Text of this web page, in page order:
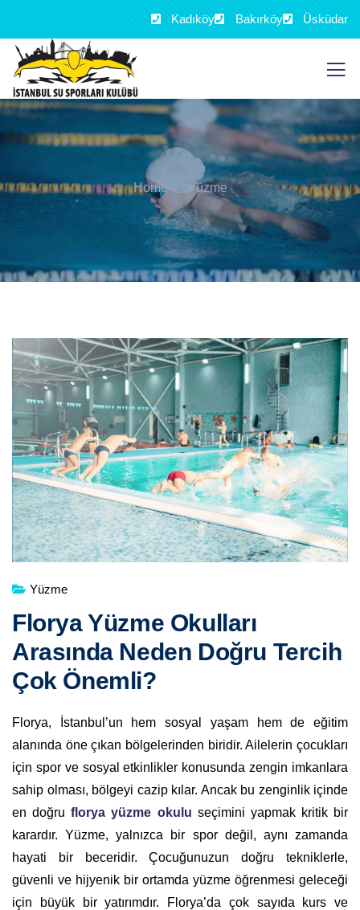
Kadıköy Bakırköy Üsküdar
Home Yüzme
Yüzme
Florya Yüzme Okulları
Arasında Neden Doğru Tercih
Çok Önemli?
Florya, İstanbul’un hem sosyal yaşam hem de eğitim
alanında öne çıkan bölgelerinden biridir. Ailelerin çocukları
için spor ve sosyal etkinlikler konusunda zengin imkanlara
sahip olması, bölgeyi cazip kılar. Ancak bu zenginlik içinde
en doğruflorya yüzme okulu seçimini yapmak kritik bir
karardır. Yüzme, yalnızca bir spor değil, aynı zamanda
hayati bir beceridir. Çocuğunuzun doğru tekniklerle,
güvenli ve hijyenik bir ortamda yüzme öğrenmesi geleceği
için büyük bir yatırımdır. Florya’da çok sayıda kurs ve